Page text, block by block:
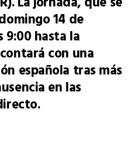
14 de
9:00 hasta la
con una
española tras más
en las